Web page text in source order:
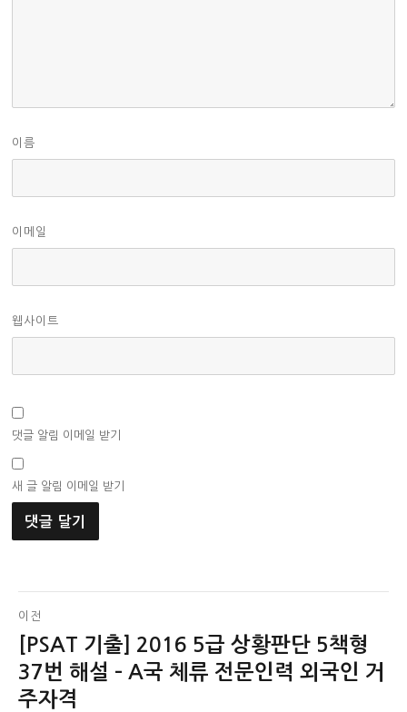
이름
이메일
웹사이트
댓글 알림 이메일 받기
새 글 알림 이메일 받기
글
탐
색
이전
이
전
글:
[PSAT 기출] 2016 5급 상황판단 5책형
37번 해설 – A국 체류 전문인력 외국인 거
주자격